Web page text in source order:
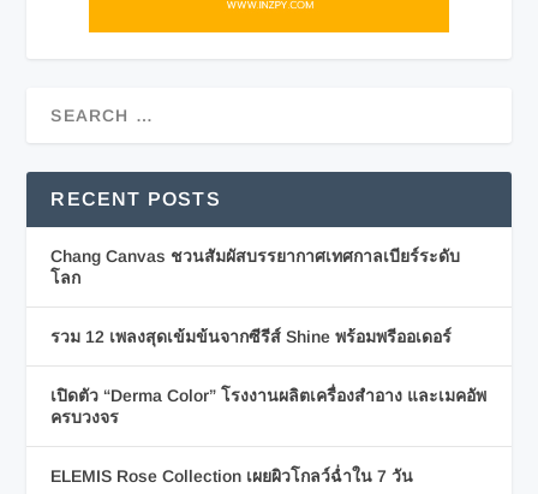
RECENT POSTS
Chang Canvas ชวนสัมผัสบรรยากาศเทศกาลเบียร์ระดับ
โลก
รวม 12 เพลงสุดเข้มข้นจากซีรีส์ Shine พร้อมพรีออเดอร์
เปิดตัว “Derma Color” โรงงานผลิตเครื่องสำอาง และเมคอัพ
ครบวงจร
ELEMIS Rose Collection เผยผิวโกลว์ฉ่ำใน 7 วัน